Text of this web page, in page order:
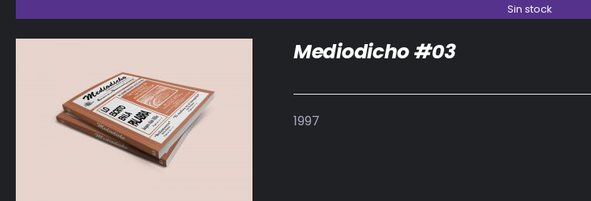
Sin stock
DETALLES
Mediodicho #03
1997